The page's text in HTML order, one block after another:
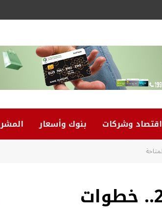
اقتصاد وشركات بنوك وأسعار
شقق الإسكان الاجتماعي 2026.. خطوات